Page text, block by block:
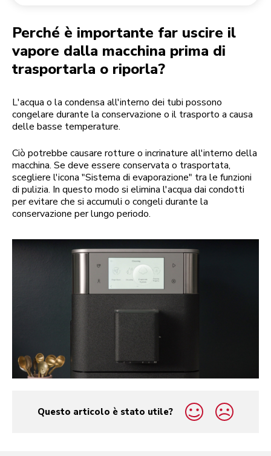
Perché è importante far uscire il
vapore dalla macchina prima di
trasportarla o riporla?
L'acqua o la condensa all'interno dei tubi possono
congelare durante la conservazione o il trasporto a causa
delle basse temperature.
Ciò potrebbe causare rotture o incrinature all'interno della
macchina. Se deve essere conservata o trasportata,
scegliere l'icona "Sistema di evaporazione" tra le funzioni
di pulizia. In questo modo si elimina l'acqua dai condotti
per evitare che si accumuli o congeli durante la
conservazione per lungo periodo.
Questo articolo è stato utile?
yes
no